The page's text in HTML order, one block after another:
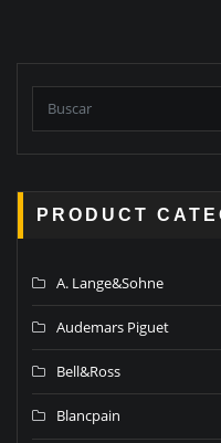
PRODUCT
A. Lange&Sohne
Audemars Piguet
Bell&Ross
Blancpain